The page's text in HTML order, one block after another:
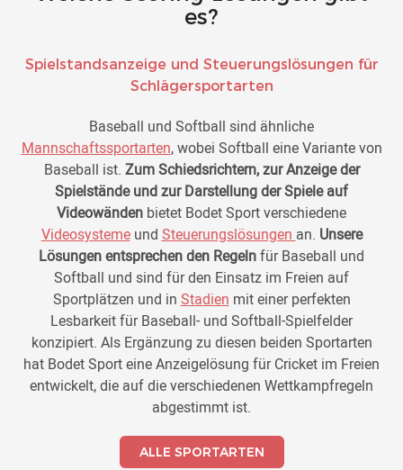
es?
Spielstandsanzeige und Steuerungslösungen für
Schlägersportarten
Baseball und Softball sind ähnliche
Mannschaftssportarten, wobei Softball eine Variante von
Baseball ist. Zum Schiedsrichtern, zur Anzeige der
Spielstände und zur Darstellung der Spiele auf
Videowänden bietet Bodet Sport verschiedene
Videosystemeund Steuerungslösungen an. Unsere
Lösungen entsprechen den Regelnfür Baseball und
Softball und sind für den Einsatz im Freien auf
Sportplätzen und in Stadien mit einer perfekten
Lesbarkeit für Baseball- und Softball-Spielfelder
konzipiert. Als Ergänzung zu diesen beiden Sportarten
hat Bodet Sport eine Anzeigelösung für Cricket im Freien
entwickelt, die auf die verschiedenen Wettkampfregeln
abgestimmt ist.
ALLE SPORTARTEN